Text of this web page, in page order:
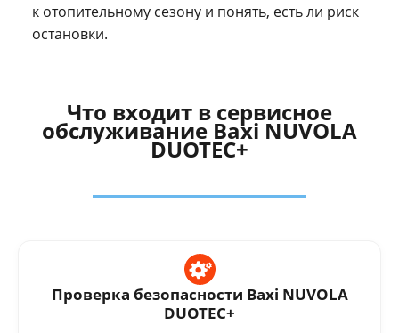
к отопительному сезону и понять, есть ли риск
остановки.
Что входит в сервисное
обслуживание Baxi NUVOLA
DUOTEC+
Проверка безопасности Baxi NUVOLA
DUOTEC+